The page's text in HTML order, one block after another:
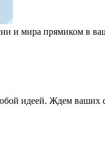
и мира прямиком в
идеей. Ждем ваших